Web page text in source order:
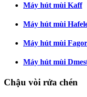
Máy hút mùi Kaff
Máy hút mùi
Máy hút mùi Fagor
Máy hút mùi
Chậu vòi rửa chén